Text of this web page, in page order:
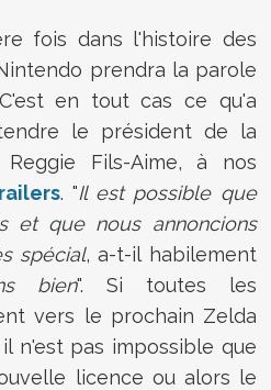
fois dans l'histoire des
prendra la parole
en tout cas ce qu'a
le président de la
Reggie Fils-Aime, à nos
. "Il est possible que
et que nous annoncions
spécial, a-t-il habilement
bien". Si toutes les
vers le prochain Zelda
n'est pas impossible que
licence ou alors le